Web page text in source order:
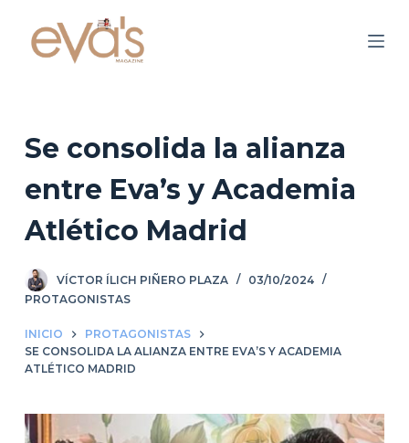
a
o
e
n
d
Se consolida la alianza
entre Eva’s y Academia
Atlético Madrid
VÍCTOR ÍLICH PIÑERO PLAZA
03/10/2024
PROTAGONISTAS
INICIO
PROTAGONISTAS
SE CONSOLIDA LA ALIANZA ENTRE EVA’S Y ACADEMIA
ATLÉTICO MADRID